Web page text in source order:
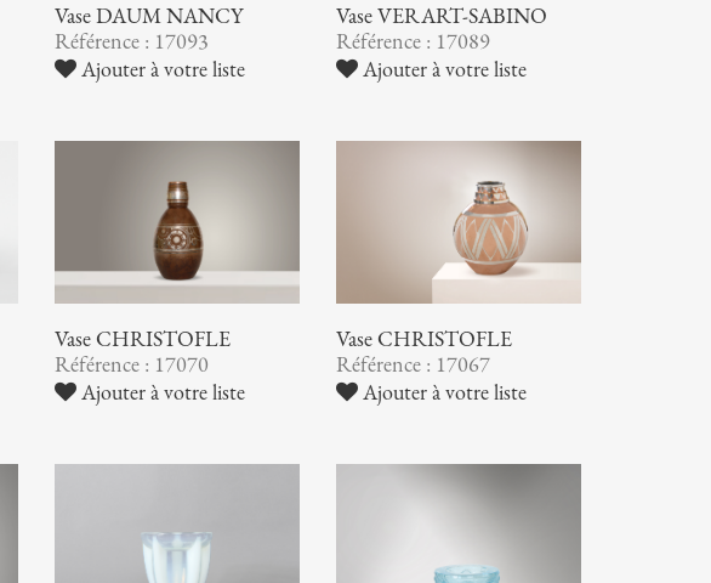
Vase DAUM NANCY
Référence : 17093
Ajouter à votre liste
Vase VERART-SABINO
Référence : 17089
Ajouter à votre liste
Vase CHRISTOFLE
Référence : 17070
Ajouter à votre liste
Vase CHRISTOFLE
Référence : 17067
Ajouter à votre liste